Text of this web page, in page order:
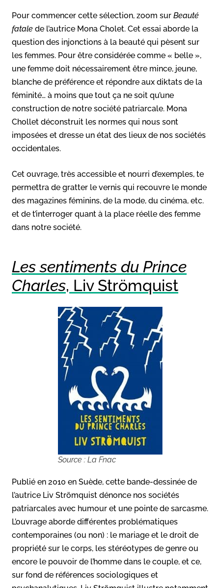
Pour commencer cette sélection, zoom sur Beauté
fatale de l’autrice Mona Cholet. Cet essai aborde la
question des injonctions à la beauté qui pèsent sur
les femmes. Pour être considérée comme « belle »,
une femme doit nécessairement être mince, jeune,
blanche de préférence et répondre aux diktats de la
féminité… à moins que tout ça ne soit qu’une
construction de notre société patriarcale. Mona
Chollet déconstruit les normes qui nous sont
imposées et dresse un état des lieux de nos sociétés
occidentales.
Cet ouvrage, très accessible et nourri d’exemples, te
permettra de gratter le vernis qui recouvre le monde
des magazines féminins, de la mode, du cinéma, etc.
et de t’interroger quant à la place réelle des femme
dans notre société.
Les sentiments du Prince
Charles, Liv Strömquist
Source : La Fnac
Publié en 2010 en Suède, cette bande-dessinée de
l’autrice Liv Strömquist dénonce nos sociétés
patriarcales avec humour et une pointe de sarcasme.
L’ouvrage aborde différentes problématiques
contemporaines (ou non) : le mariage et le droit de
propriété sur le corps, les stéréotypes de genre ou
encore le pouvoir de l’homme dans le couple, et ce,
sur fond de références sociologiques et